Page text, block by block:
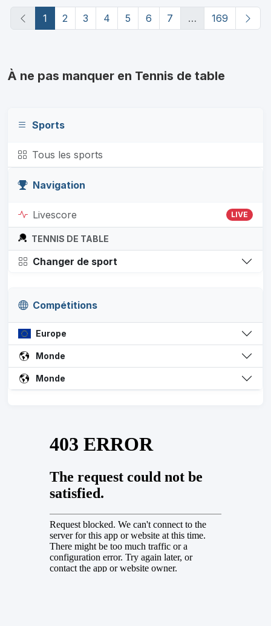
1 (current)
2 3 4 5 6 7 … 169
À ne pas manquer en Tennis de table
Sports
Tous les sports
Navigation
Livescore LIVE
TENNIS DE TABLE
Changer de sport
Compétitions
Europe
Monde
Monde